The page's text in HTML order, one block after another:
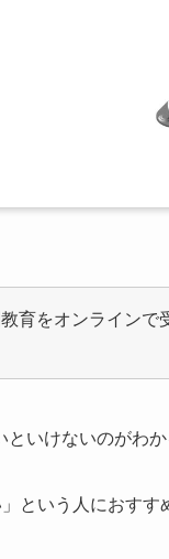
育をオンラインで
といけないのがわ
という人におす